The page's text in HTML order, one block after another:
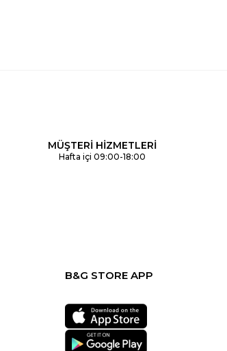
MÜŞTERİ HİZMETLERİ
Hafta içi 09:00-18:00
B&G STORE APP